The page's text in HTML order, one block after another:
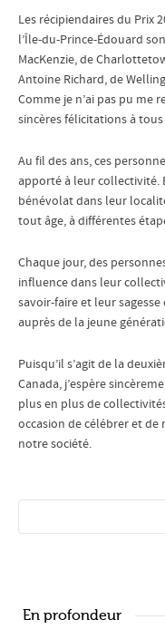
Les récipiendaires du Prix
l’Île-du-Prince-Édouard
MacKenzie, de
Antoine Richard, de
Comme je n’ai pas pu me
sincères félicitations à
Au fil des ans, ces
apporté à leur collectivité.
bénévolat dans leur
tout âge, à différentes
Chaque jour, des
influence dans leur
savoir-faire et leur
auprès de la jeune
Puisqu’il s’agit de la
Canada, j’espère
plus en plus de
occasion de célébrer et de
notre société.
En profondeur